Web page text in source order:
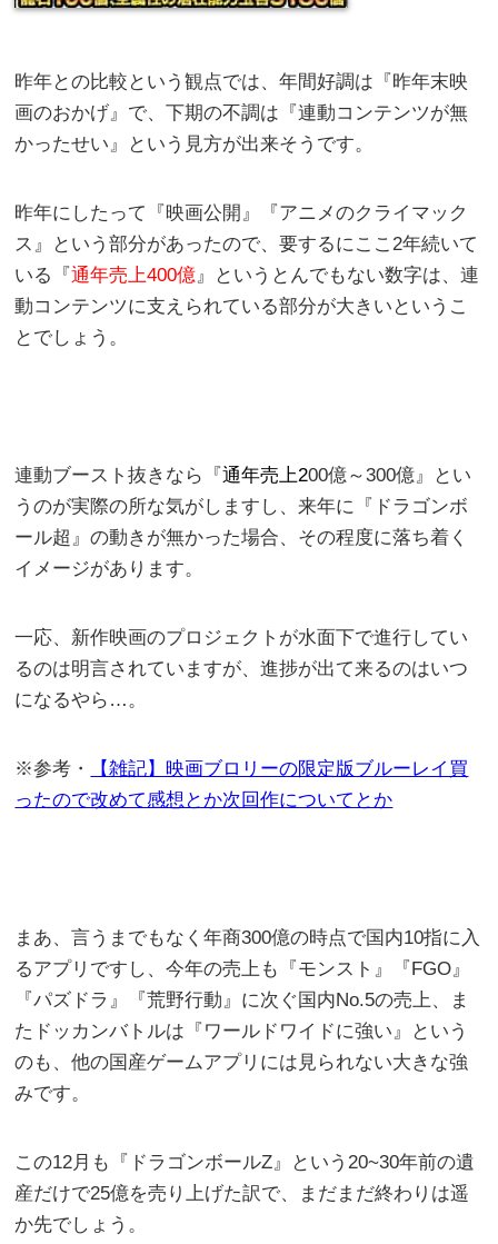
昨年との比較という観点では、年間好調は『昨年末映
画のおかげ』で、下期の不調は『連動コンテンツが無
かったせい』という見方が出来そうです。
昨年にしたって『映画公開』『アニメのクライマック
ス』という部分があったので、要するにここ2年続いて
いる『通年売上400億 』というとんでもない数字は、連
動コンテンツに支えられている部分が大きいというこ
とでしょう。
連動ブースト抜きなら『通年売上200億～300億』とい
うのが実際の所な気がしますし、来年に『ドラゴンボ
ール超』の動きが無かった場合、その程度に落ち着く
イメージがあります。
一応、新作映画のプロジェクトが水面下で進行してい
るのは明言されていますが、進捗が出て来るのはいつ
になるやら…。
※参考・
【雑記】映画ブロリーの限定版ブルーレイ買
ったので改めて感想とか次回作についてとか
まあ、言うまでもなく年商300億の時点で国内10指に入
るアプリですし、今年の売上も『モンスト』『FGO』
『パズドラ』『荒野行動』に次ぐ国内No.5の売上、ま
たドッカンバトルは『ワールドワイドに強い』という
のも、他の国産ゲームアプリには見られない大きな強
みです。
この12月も『ドラゴンボールZ』という20~30年前の遺
産だけで25億を売り上げた訳で、まだまだ終わりは遥
か先でしょう。